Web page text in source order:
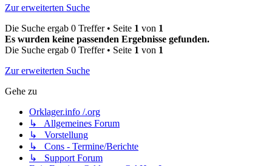
Zur erweiterten Suche
Die Suche ergab 0 Treffer • Seite 1 von 1
Es wurden keine passenden Ergebnisse gefunden.
Die Suche ergab 0 Treffer • Seite 1 von 1
Zur erweiterten Suche
Gehe zu
Orklager.info /.org
↳ Allgemeines Forum
↳ Vorstellung
↳ Cons - Termine/Berichte
↳ Support Forum